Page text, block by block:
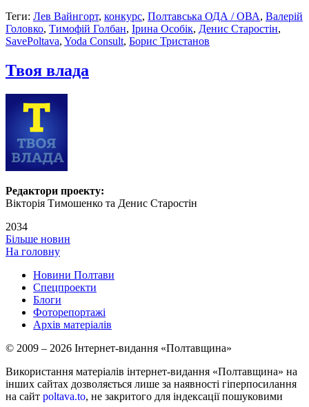
Теги: Лев Вайнгорт, конкурс, Полтавська ОДА / ОВА, Валерій
Головко, Тимофій Голбан, Ірина Особік, Денис Старостін,
SavePoltava, Yoda Consult, Борис Тристанов
Твоя влада
Редактори проекту:
Вікторія Тимошенко та Денис Старостін
2034
Більше новин
На головну
Новини Полтави
Спецпроекти
Блоги
Фоторепортажі
Архів матеріалів
© 2009 – 2026 Інтернет-видання «Полтавщина»
Використання матеріалів інтернет-видання «Полтавщина» на
інших сайтах дозволяється лише за наявності гіперпосилання
на сайт poltava.to, не закритого для індексації пошуковими